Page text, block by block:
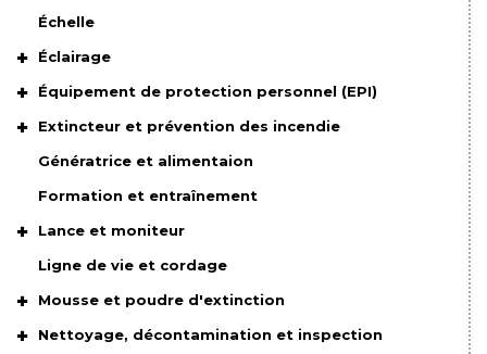
Échelle
Éclairage
Équipement de protection personnel (EPI)
Extincteur et prévention des incendie
Génératrice et alimentaion
Formation et entraînement
Lance et moniteur
Ligne de vie et cordage
Mousse et poudre d'extinction
Nettoyage, décontamination et inspection